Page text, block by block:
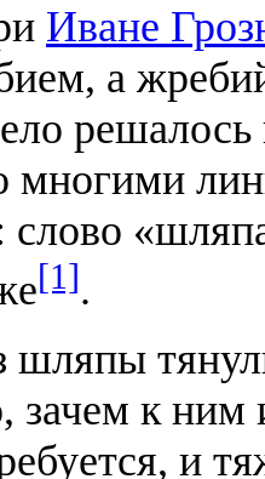
Иване
а
многими
слово
[1].
шляпы
зачем к
и